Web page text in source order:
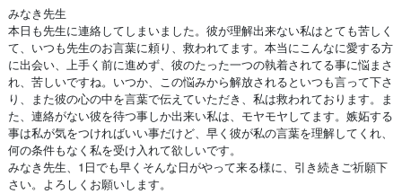
みなき先生
本日も先生に連絡してしまいました。彼が理解出来ない私はとても苦しく
て、いつも先生のお言葉に頼り、救われてます。本当にこんなに愛する方
に出会い、上手く前に進めず、彼のたった一つの執着されてる事に悩まさ
れ、苦しいですね。いつか、この悩みから解放されるといつも言って下さ
り、また彼の心の中を言葉で伝えていただき、私は救われております。ま
た、連絡がない彼を待つ事しか出来い私は、モヤモヤしてます。嫉妬する
事は私が気をつければいい事だけど、早く彼が私の言葉を理解してくれ、
何の条件もなく私を受け入れて欲しいです。
みなき先生、1日でも早くそんな日がやって来る様に、引き続きご祈願下
さい。よろしくお願いします。